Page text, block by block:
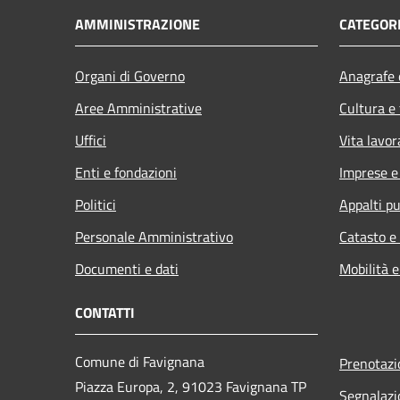
AMMINISTRAZIONE
Organi di Governo
Aree Amministrative
Uffici
Enti e fondazioni
Politici
Personale Amministrativo
Documenti e dati
Cultura
Vita
Imprese
Appalti
Catasto
Mobilità
CONTATTI
Comune di Favignana
Piazza Europa, 2, 91023 Favignana TP